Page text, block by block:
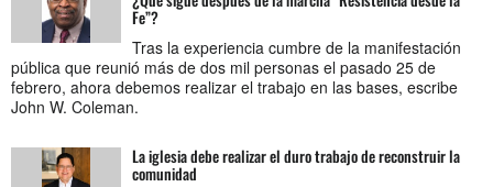
Fe”?
Tras la experiencia cumbre de la manifestación
pública que reunió más de dos mil personas el pasado 25 de
febrero, ahora debemos realizar el trabajo en las bases, escribe
John W. Coleman.
La iglesia debe realizar el duro trabajo de reconstruir la
comunidad